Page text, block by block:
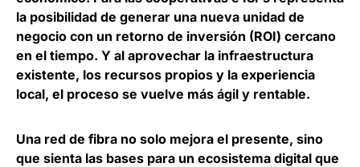
la posibilidad de generar una nueva unidad de
negocio con un retorno de inversión (ROI) cercano
en el tiempo. Y al aprovechar la infraestructura
existente, los recursos propios y la experiencia
local, el proceso se vuelve más ágil y rentable.
Una red de fibra no solo mejora el presente, sino
que sienta las bases para un ecosistema digital que